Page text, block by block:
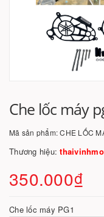
Che lốc máy
Mã sản phẩm:CHE LỐC
Thương hiệu:
350.000₫
Che lốc máy PG1